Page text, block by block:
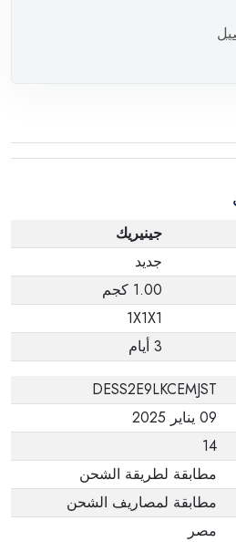
جينيريك
جديد
1.00 كجم
1X1X1
3 أيام
DESS2E9LKCEMJST
09 يناير 2025
14
مطابقة لطريقة الشحن
مطابقة لمصاريف الشحن
مصر